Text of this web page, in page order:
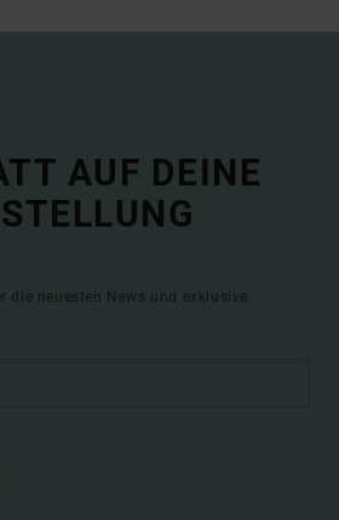
AUF DEINE
die neuesten News und exklusive